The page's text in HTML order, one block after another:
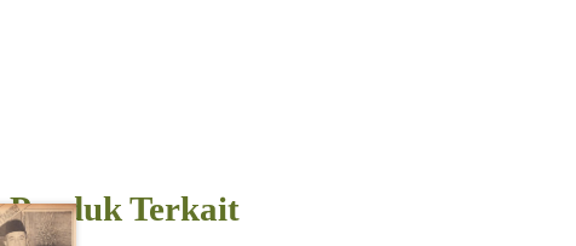
Produk Terkait